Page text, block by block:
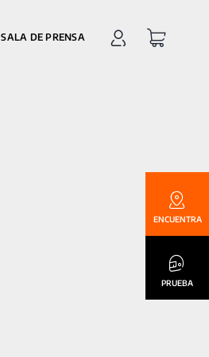
SALA DE PRENSA
ENCUENTRA
PRUEBA